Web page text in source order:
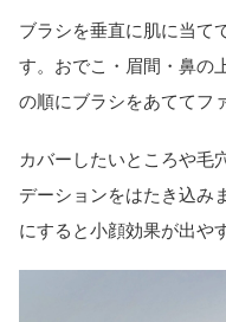
ブラシを垂直に肌に当て
す。おでこ・眉間・鼻の
の順にブラシをあててフ
カバーしたいところや毛
デーションをはたき込み
にすると小顔効果が出や